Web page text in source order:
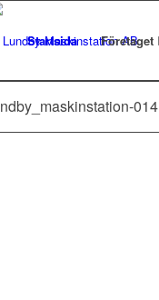
Startsida Företaget
014